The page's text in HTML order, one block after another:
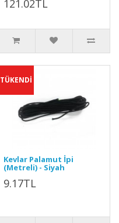
121.02TL
TÜKENDİ
Kevlar Palamut İpi
(Metreli) - Siyah
9.17TL